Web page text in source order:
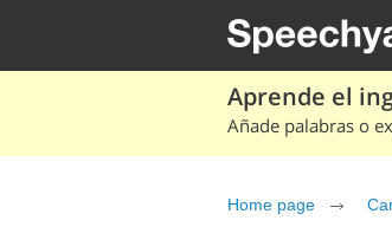
Aprende el
Añade palabras o
Home page